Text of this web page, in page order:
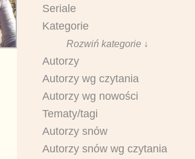
Seriale
Kategorie
Rozwiń kategorie ↓
Autorzy
Autorzy wg czytania
Autorzy wg nowości
Tematy/tagi
Autorzy snów
Autorzy snów wg czytania